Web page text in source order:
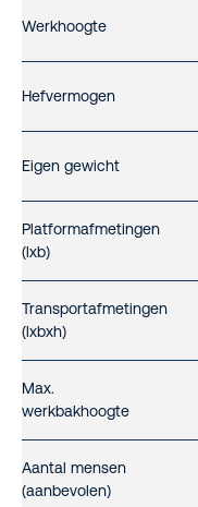
Werkhoogte
Hefvermogen
Eigen gewicht
Platformafmetingen
(lxb)
Transportafmetingen
(lxbxh)
Max.
werkbakhoogte
Aantal mensen
(aanbevolen)